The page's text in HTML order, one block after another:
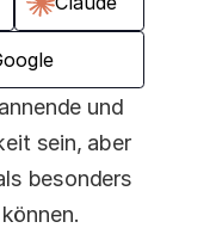
und
sein, aber
besonders